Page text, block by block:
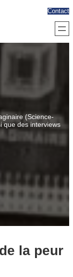
Contact
(Science-
que des interviews
la peur